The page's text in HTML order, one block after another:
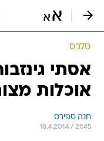
סלבס
אסתי
אוכלות
חנה ספירס
18.4.2014 / 21:45